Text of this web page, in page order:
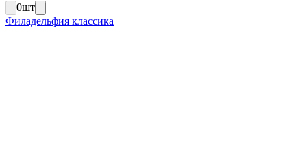
0шт
Филадельфия классика